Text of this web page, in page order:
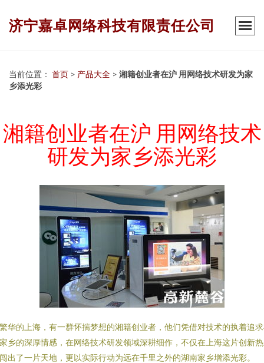
济宁嘉卓网络科技有限责任公司
当前位置： 首页 > 产品大全 > 湘籍创业者在沪 用网络技术研发为家
乡添光彩
湘籍创业者在沪 用网络技术
研发为家乡添光彩
华的上海，有一群怀揣梦想的湘籍创业者，他们凭借对技术的执着追
乡的深厚情感，在网络技术研发领域深耕细作，不仅在上海这片创新
出了一片天地，更以实际行动为远在千里之外的湖南家乡增添光彩。